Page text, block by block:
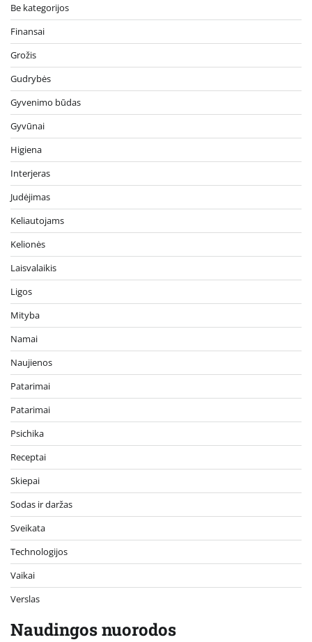
Be kategorijos
Finansai
Grožis
Gudrybės
Gyvenimo būdas
Gyvūnai
Higiena
Interjeras
Judėjimas
Keliautojams
Kelionės
Laisvalaikis
Ligos
Mityba
Namai
Naujienos
Patarimai
Patarimai
Psichika
Receptai
Skiepai
Sodas ir daržas
Sveikata
Technologijos
Vaikai
Verslas
Naudingos nuorodos